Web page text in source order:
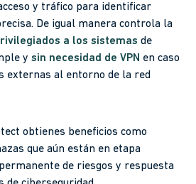
y tráfico para identificar
De igual manera controla la
a los sistemas de
y sin necesidad de VPN en caso
externas al entorno de la red
obtienes beneficios como
que aún están en etapa
de riesgos y respuesta